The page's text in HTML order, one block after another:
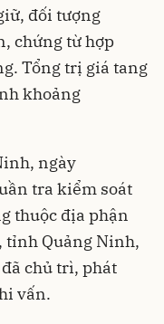
đối tượng
chứng từ hợp
Tổng trị giá tang
khoảng
ngày
tra kiểm soát
thuộc địa phận
tỉnh Quảng Ninh,
chủ trì, phát
vấn.